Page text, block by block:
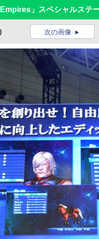
Empires」スペシャルステ
次の画像